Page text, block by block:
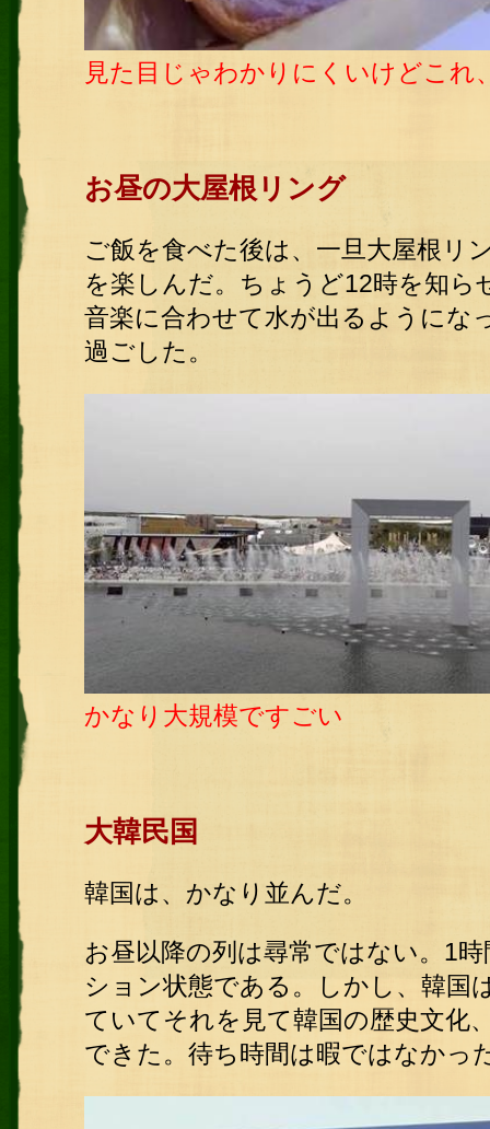
見た目じゃわかりにくいけどこれ
お昼の大屋根リング
ご飯を食べた後は、一旦大屋根リ
を楽しんだ。 ちょうど12時を知ら
音楽に合わせて水が出るようにな
過ごした。
かなり大規模ですごい
大韓民国
韓国は、かなり並んだ。
お昼以降の列は尋常ではない。1
ション状態である。
しかし、韓国
ていてそれを見て韓国の歴史文化
できた。待ち時間は暇ではなかっ